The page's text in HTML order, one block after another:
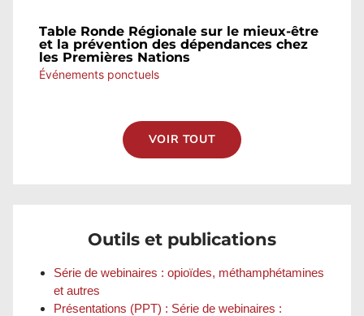
Table Ronde Régionale sur le mieux-être
et la prévention des dépendances chez
les Premières Nations
Événements ponctuels
VOIR TOUT
Outils et publications
Série de webinaires : opioïdes, méthamphétamines
et autres
Présentations (PPT) : Série de webinaires :